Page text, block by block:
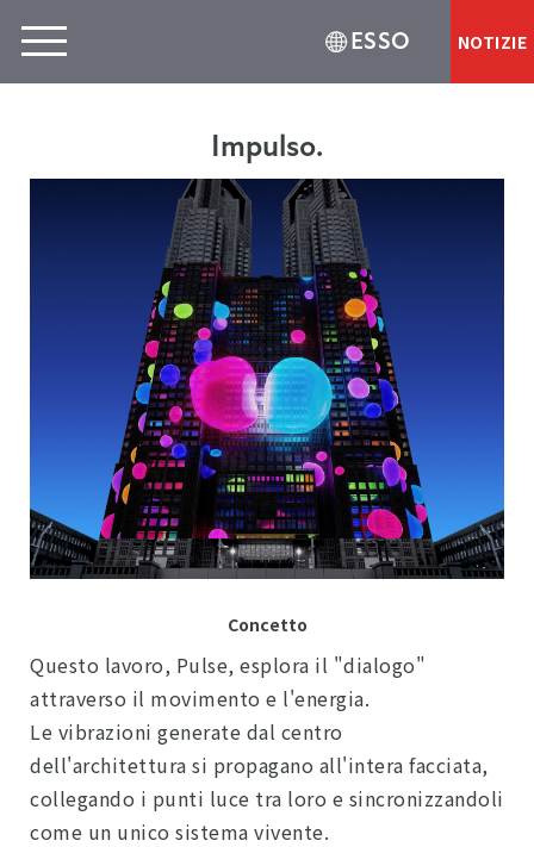
ESSO NOTIZIE
Impulso.
Concetto
Questo lavoro, Pulse, esplora il "dialogo"
attraverso il movimento e l'energia.
Le vibrazioni generate dal centro
dell'architettura si propagano all'intera facciata,
collegando i punti luce tra loro e sincronizzandoli
come un unico sistema vivente.